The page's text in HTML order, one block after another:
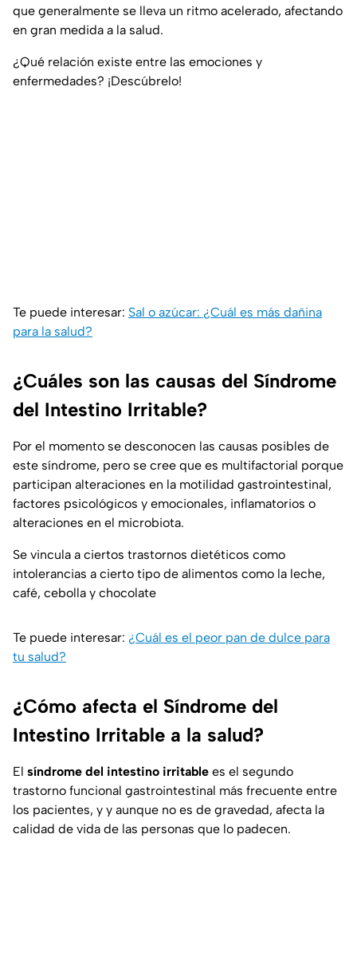
que generalmente se lleva un ritmo acelerado, afectando
en gran medida a la salud.
¿Qué relación existe entre las emociones y
enfermedades? ¡Descúbrelo!
Te puede interesar: Sal o azúcar: ¿Cuál es más dañina
para la salud?
¿Cuáles son las causas del Síndrome
del Intestino Irritable?
Por el momento se desconocen las causas posibles de
este síndrome, pero se cree que es multifactorial porque
participan alteraciones en la motilidad gastrointestinal,
factores psicológicos y emocionales, inflamatorios o
alteraciones en el microbiota.
Se vincula a ciertos trastornos dietéticos como
intolerancias a cierto tipo de alimentos como la leche,
café, cebolla y chocolate
Te puede interesar: ¿Cuál es el peor pan de dulce para
tu salud?
¿Cómo afecta el Síndrome del
Intestino Irritable a la salud?
El síndrome del intestino irritable es el segundo
trastorno funcional gastrointestinal más frecuente entre
los pacientes, y y aunque no es de gravedad, afecta la
calidad de vida de las personas que lo padecen.